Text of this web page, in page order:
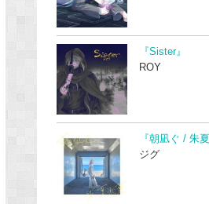
『Sister』
ROY
『朝凪ぐ / 朱
ジグ